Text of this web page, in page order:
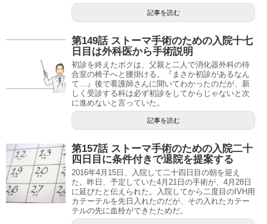
記事を読む
第149話 ストーマ手術のための入院十七
日目は外科医から手術説明
初診を終えたボクは、父親と二人で消化器外科の待
合室の椅子へと腰掛ける。『まさか初診があるなん
て…』後で看護師さんに聞いてわかったのだが、新
しく受診する科は必ず初診をしてからじゃないと次
に進めないと言っていた。
記事を読む
第157話 ストーマ手術のための入院二十
四日目に条件付きで退院を提案する
2016年4月15日、入院して二十四日目の朝を迎え
た。昨日、予定していた4月21日の手術が、4月28日
に延びたと伝えられた。入院してから二度目のIVH用
カテーテルを先日入れたのだが、その入れたカテー
テルの先に血栓ができたためだ。